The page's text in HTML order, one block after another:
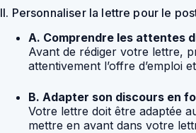
II. Personnaliser la lettre pour le
A. Comprendre les attentes
Avant de rédiger votre lettre,
attentivement l’offre d’emploi
B. Adapter son discours en
Votre lettre doit être adaptée
mettre en avant dans votre